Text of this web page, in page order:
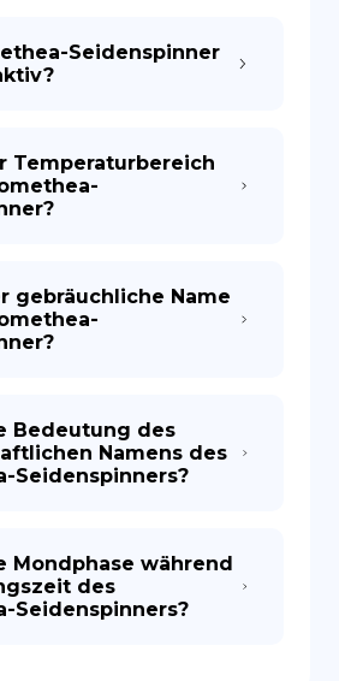
Seidenspinner
Temperaturbereich
gebräuchliche Name
Bedeutung des
Namens des
Seidenspinners?
Mondphase während
des
Seidenspinners?